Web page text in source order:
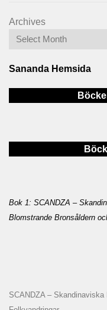
Archives
Sananda Hemsida
Bok 1: SCANDZA –
Blomstrande Bronsåldern
SCANDZA –